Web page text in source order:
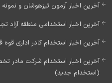
آخرین اخبار آزمون تیزهوشان و
آخرین اخبار استخدامی منطقه آزاد
آخرین اخبار استخدام کادر اداری قوه قضاییه 1405
(استخدام جدید)